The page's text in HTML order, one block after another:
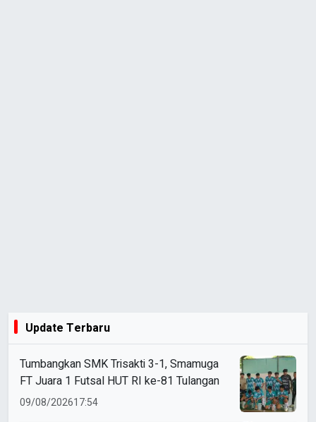
Update Terbaru
Tumbangkan SMK Trisakti 3-1, Smamuga
FT Juara 1 Futsal HUT RI ke-81 Tulangan
09/08/202617:54